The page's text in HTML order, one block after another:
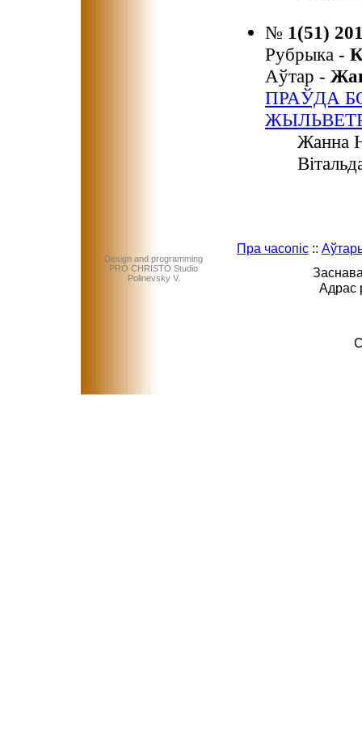
№ 1(51)
Рубрыка -
Аўтар -
ПРАЎДА
Жанна
Design and programming
PRO CHRISTO Studio
Polinevsky V.
Пра часопіс ::
Адрас